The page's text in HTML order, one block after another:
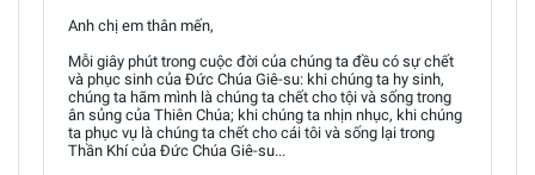
Anh chị em thân mến,
Mỗi giây phút trong cuộc đời của chúng ta đều có sự chết
và phục sinh của Đức Chúa Giê-su: khi chúng ta hy sinh,
chúng ta hãm mình là chúng ta chết cho tội và sống trong
ân sủng của Thiên Chúa; khi chúng ta nhịn nhục, khi chúng
ta phục vụ là chúng ta chết cho cái tôi và sống lại trong
Thần Khí của Đức Chúa Giê-su...